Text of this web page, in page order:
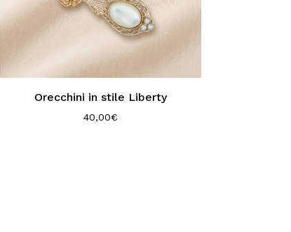
Orecchini in stile Liberty
40,00€